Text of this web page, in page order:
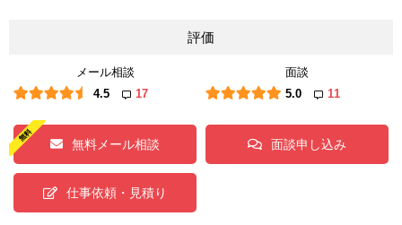
評価
メール相談
4.5
17
面談
5.0
11
無料メール相談 面談申し込み
仕事依頼・見積り